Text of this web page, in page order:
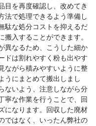
目を再度確認し、改めてき
法で処理できるよう準備し
駄な処分コストを抑えるだ
入することができます。
異なるため、こうした細か
ドは割れやすく粉も出やす
ながら積みやすいように整
うにまとめて搬出しまし
ないよう、注意しながら分
寧な作業を行うことで、回
になります。回収した廃材
ではなく、いったん弊社の